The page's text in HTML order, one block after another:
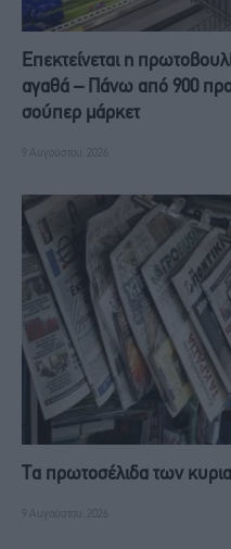
Επεκτείνεται η
αγαθά – Πάνω από 900
σούπερ μάρκετ
9 Αυγούστου, 2026
Τα πρωτοσέλιδα των
9 Αυγούστου, 2026